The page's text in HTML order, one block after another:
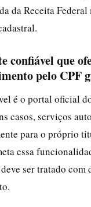
da Receita Federal
confiável que
pelo CPF
é o portal oficial
casos, serviços
para o próprio
essa
ser tratado com